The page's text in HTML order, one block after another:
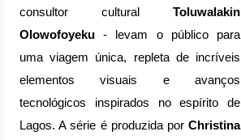
consultor cultural Toluwalakin
Olowofoyeku - levam o público para
uma viagem única, repleta de incríveis
elementos visuais e avanços
tecnológicos inspirados no espírito de
Lagos. A série é produzida por Christina